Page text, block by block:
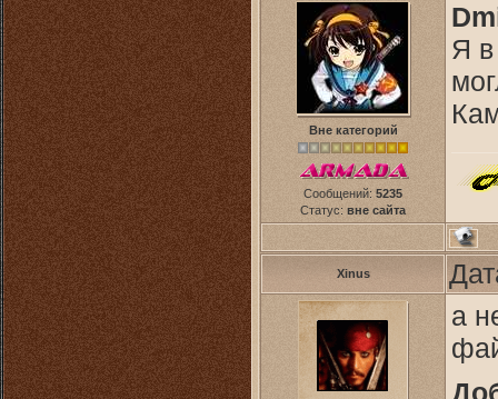
Вне категорий
Сообщений: 5235
Статус: вне сайта
Я в
Xinus
а